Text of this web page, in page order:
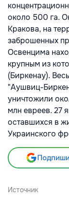
около 500 га.
Кракова, на
заброшенных
Освенцима
крупным из
(Биркенау).
"Аушвиц-
уничтожили
млн евреев. 27
оставшихся в
Украинского
Источник